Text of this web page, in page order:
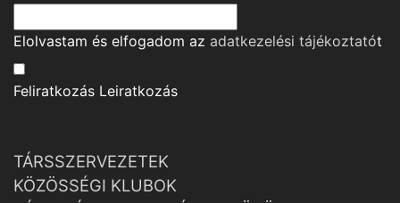
Elolvastam és elfogadom az adatkezelési tájékoztatót
Feliratkozás Leiratkozás
TÁRSSZERVEZETEK
KÖZÖSSÉGI KLUBOK